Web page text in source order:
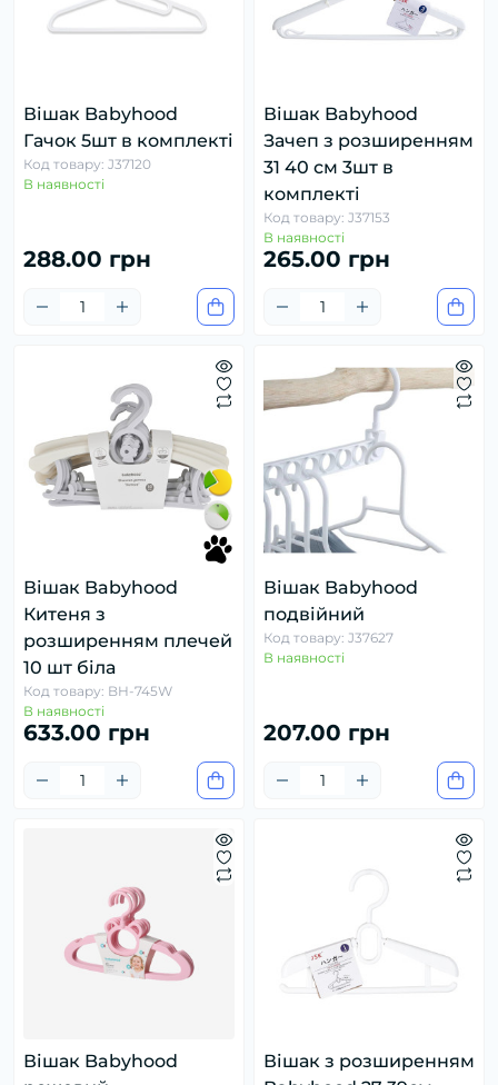
Вішак Babyhood
Гачок 5шт в комплекті
Код товару: J37120
В наявності
288.00 грн
Вішак Babyhood
Зачеп з розширенням
31 40 см 3шт в
комплекті
Код товару: J37153
В наявності
265.00 грн
Вішак Babyhood
Китеня з
розширенням плечей
10 шт біла
Код товару: BH-745W
В наявності
633.00 грн
Вішак Babyhood
подвійний
Код товару: J37627
В наявності
207.00 грн
Вішак Babyhood
Вішак з розширенням